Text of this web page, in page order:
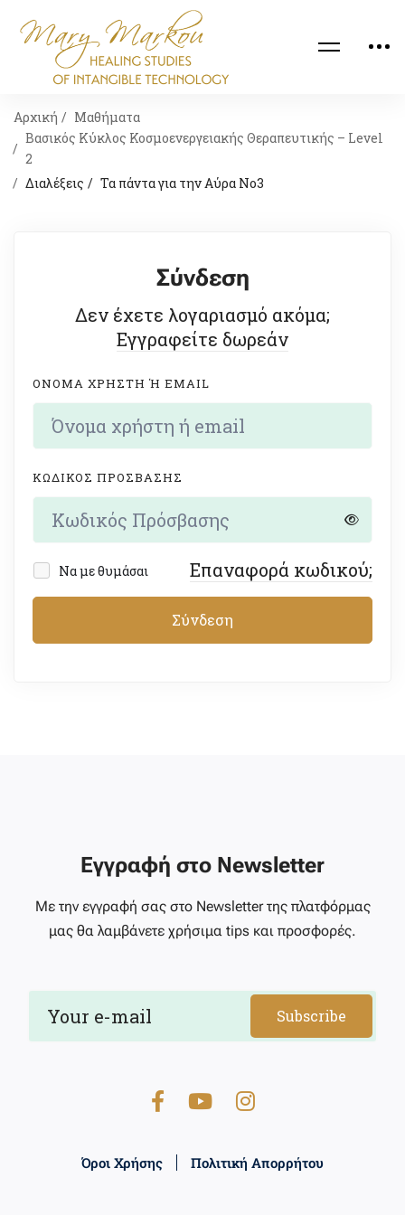
Αρχική
Μαθήματα
Βασικός Κύκλος Κοσμοενεργειακής Θεραπευτικής – Level
2
Διαλέξεις
Τα πάντα για την Αύρα Νο3
Σύνδεση
Δεν έχετε λογαριασμό ακόμα;
Εγγραφείτε δωρεάν
ΟΝΟΜΑ ΧΡΉΣΤΗ Ή EMAIL
ΚΩΔΙΚΌΣ ΠΡΌΣΒΑΣΗΣ
Να με θυμάσαι Επαναφορά κωδικού;
Σύνδεση
Εγγραφή στο Newsletter
Με την εγγραφή σας στο Newsletter της πλατφόρμας
μας θα λαμβάνετε χρήσιμα tips και προσφορές.
Subscribe
Όροι Χρήσης Πολιτική Απορρήτου